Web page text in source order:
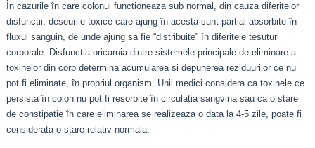
În cazurile în care colonul functioneaza sub normal, din cauza diferitelor
disfunctii, deseurile toxice care ajung în acesta sunt partial absorbite în
fluxul sanguin, de unde ajung sa fie “distribuite” în diferitele tesuturi
corporale. Disfunctia oricaruia dintre sistemele principale de eliminare a
toxinelor din corp determina acumularea si depunerea reziduurilor ce nu
pot fi eliminate, în propriul organism. Unii medici considera ca toxinele ce
persista în colon nu pot fi resorbite în circulatia sangvina sau ca o stare
de constipatie în care eliminarea se realizeaza o data la 4-5 zile, poate fi
considerata o stare relativ normala.